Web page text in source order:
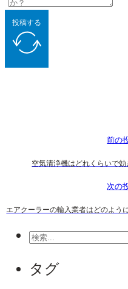
投稿する
前の
空気清浄機はどれくらいで
次の
エアクーラーの輸入業者はどのよう
検
タグ